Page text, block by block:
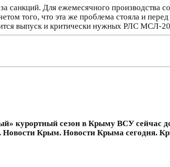
санкций. Для ежемесячного производства
того, что эта же проблема стояла и
выпуск и критически нужных РЛС МСЛ-
курортный сезон в Крыму ВСУ сейчас
Крым. Новости Крыма сегодня.